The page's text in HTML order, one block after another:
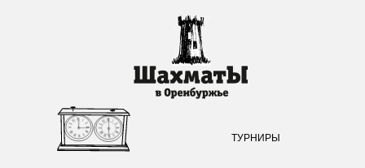
ТУРНИРЫ